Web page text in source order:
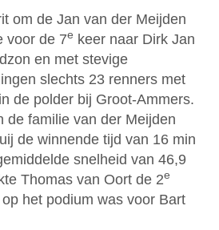
om de Jan van der Meijden
voor de 7e keer naar Dirk Jan
en met stevige
slechts 23 renners met
de polder bij Groot-Ammers.
de familie van der Meijden
de winnende tijd van 16 min
snelheid van 46,9
Thomas van Oort de 2e
het podium was voor Bart